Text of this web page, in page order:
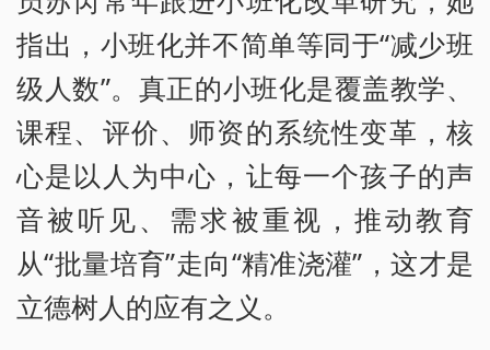
指出，小班化并不简单等同于“减少班
级人数”。真正的小班化是覆盖教学、
课程、评价、师资的系统性变革，核
心是以人为中心，让每一个孩子的声
音被听见、需求被重视，推动教育
从“批量培育”走向“精准浇灌”，这才是
立德树人的应有之义。